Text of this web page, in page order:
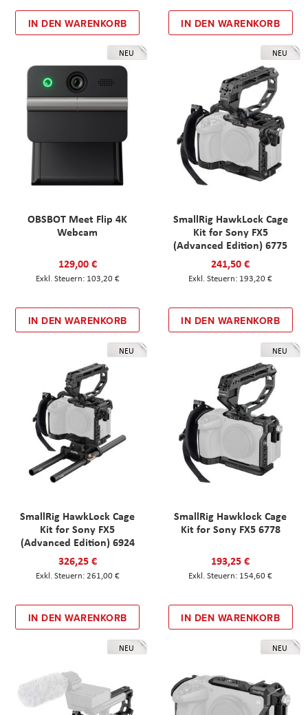
IN DEN WARENKORB IN DEN WARENKORB
NEU
OBSBOT Meet Flip 4K
Webcam
129,00 €
103,20 €
IN DEN WARENKORB
NEU
SmallRig HawkLock Cage
Kit for Sony FX5
(Advanced Edition) 6775
241,50 €
193,20 €
IN DEN WARENKORB
NEU
SmallRig HawkLock Cage
Kit for Sony FX5
(Advanced Edition) 6924
326,25 €
261,00 €
IN DEN WARENKORB
NEU
SmallRig Hawklock Cage
Kit for Sony FX5 6778
193,25 €
154,60 €
IN DEN WARENKORB
NEU NEU